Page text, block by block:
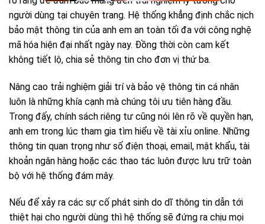
người dùng tại chuyên trang. Hệ thống khẳng định chắc nịch
bảo mật thông tin của anh em an toàn tối đa với công nghệ
mã hóa hiện đại nhất ngày nay. Đồng thời còn cam kết
không tiết lộ, chia sẻ thông tin cho đơn vị thứ ba.
Nâng cao trải nghiệm giải trí và bảo vệ thông tin cá nhân
luôn là những khía cạnh mà chúng tôi ưu tiên hàng đầu.
Trong đấy, chính sách riêng tư cũng nói lên rõ về quyền hạn,
anh em trong lúc tham gia tìm hiểu về tài xỉu online. Những
thông tin quan trọng như số điện thoại, email, mật khẩu, tài
khoản ngân hàng hoặc các thao tác luôn được lưu trữ toàn
bộ với hệ thống đám mây.
Nếu để xảy ra các sự cố phát sinh do dĩ thông tin dẫn tới
thiệt hại cho người dùng thì hệ thống sẽ đứng ra chịu mọi